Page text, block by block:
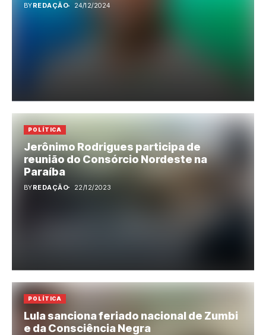
BYREDAÇÃO 24/12/2024
POLÍTICA
Jerônimo Rodrigues participa de
reunião do Consórcio Nordeste na
Paraíba
BYREDAÇÃO 22/12/2023
POLÍTICA
Lula sanciona feriado nacional de Zumbi
e da Consciência Negra